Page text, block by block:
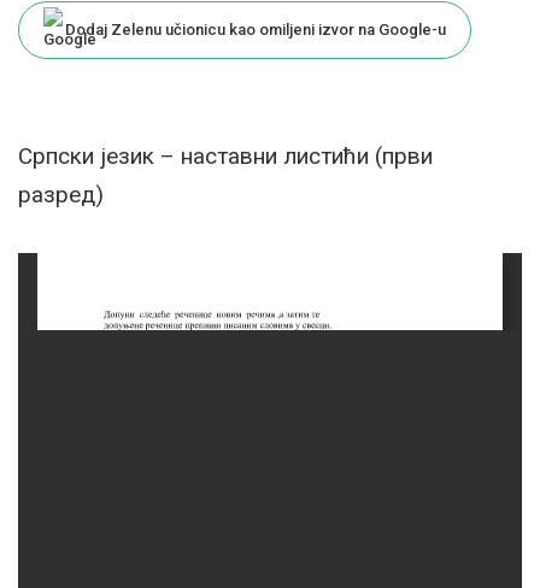
Dodaj Zelenu učionicu kao omiljeni izvor na Google-u
Српски језик – наставни листићи (први
разред)